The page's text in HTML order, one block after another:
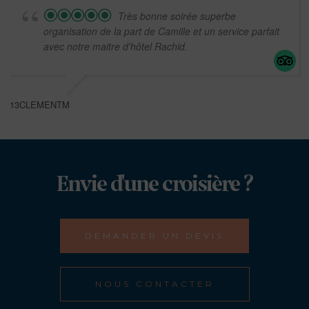
Très bonne soirée superbe
organisation de la part de Camille et un service parfait
avec notre maitre d'hôtel Rachid.
13CLEMENTM
Envie d'une croisière ?
DEMANDER UN DEVIS
NOUS CONTACTER